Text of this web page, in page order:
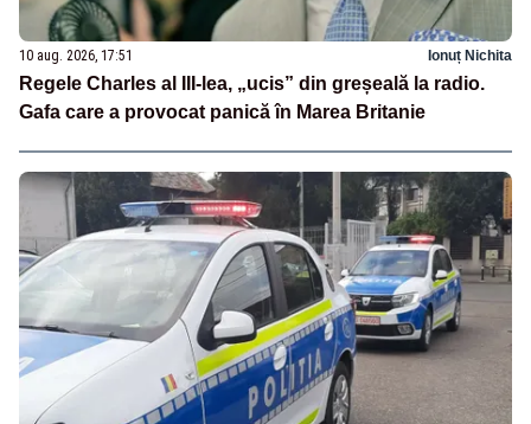
10 aug. 2026, 17:51 Ionuț Nichita
Regele Charles al III-lea, „ucis” din greșeală la radio.
Gafa care a provocat panică în Marea Britanie